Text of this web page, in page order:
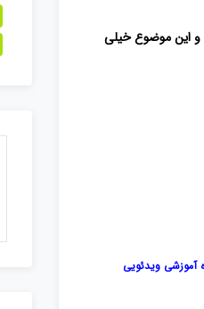
و این موضوع خیلی
آموزشی ویدئویی